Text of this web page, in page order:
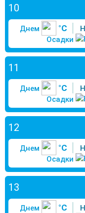
10
Днем °C
Осадки
11
Днем °C
Осадки
12
Днем °C
Осадки
13
Днем °C